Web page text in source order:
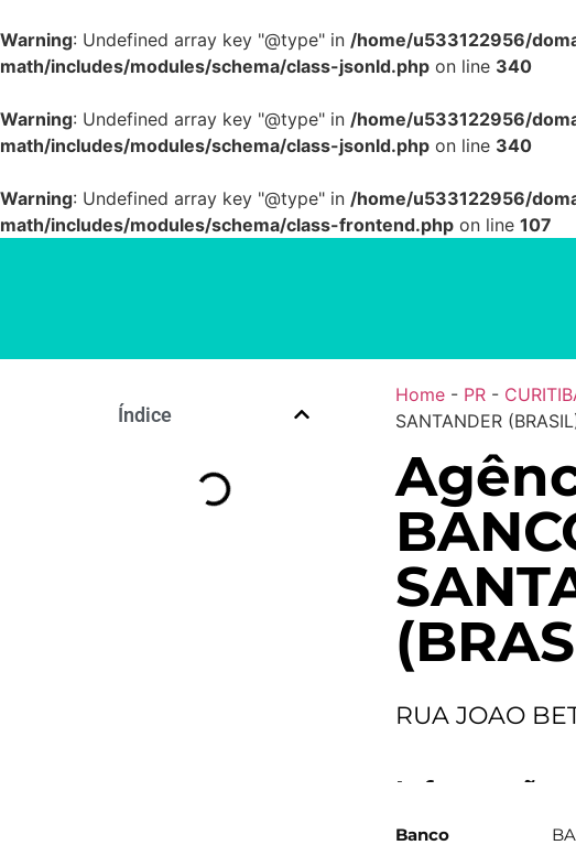
Warning: Undefined array key "@type" in /home/u533122956/
math/includes/modules/schema/class-jsonld.php on line 340
Warning: Undefined array key "@type" in /home/u533122956/
math/includes/modules/schema/class-jsonld.php on line 340
Warning: Undefined array key "@type" in /home/u533122956/
math/includes/modules/schema/class-frontend.php on line 107
Índice
Home- PR-
SANTANDER
RUA JOAO
Informações
Banco